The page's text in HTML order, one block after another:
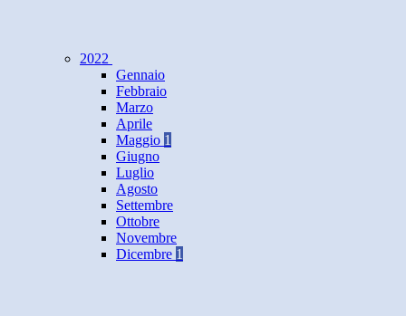
2022
Gennaio
Febbraio
Marzo
Aprile
Maggio 1
Giugno
Luglio
Agosto
Settembre
Ottobre
Novembre
Dicembre 1